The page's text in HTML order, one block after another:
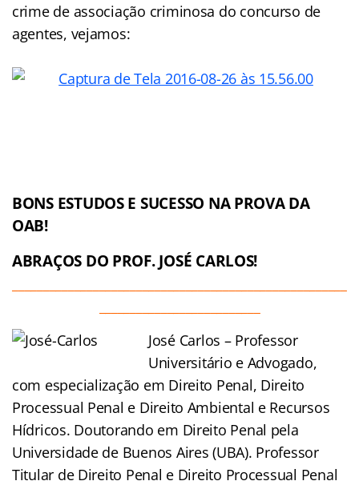
crime de associação criminosa do concurso de
agentes, vejamos:
BONS ESTUDOS E SUCESSO NA PROVA DA
OAB!
ABRAÇOS DO PROF. JOSÉ CARLOS!
José Carlos – Professor
Universitário e Advogado,
com especialização em Direito Penal, Direito
Processual Penal e Direito Ambiental e Recursos
Hídricos. Doutorando em Direito Penal pela
Universidade de Buenos Aires (UBA). Professor
Titular de Direito Penal e Direito Processual Penal